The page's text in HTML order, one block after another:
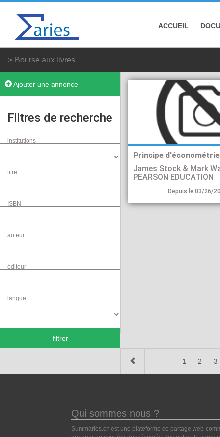
ACCUEIL
Bourse aux livres
Ajouter une annonce
Filtres de recherche
institutions
titre
ISBN
auteur
éditeur
langue
filtrer
Principe d'économétrie
James Stock & Mark
PEARSON EDUCATION
Depuis le 03/26/
1 2 3
Qui sommes nous ?
Summaries.ch est une plateforme de partage web-